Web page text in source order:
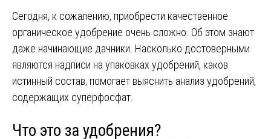
Сегодня, к сожалению, приобрести качественное
органическое удобрение очень сложно. Об этом знают
даже начинающие дачники. Насколько достоверными
являются надписи на упаковках удобрений, каков
истинный состав‚ помогает выяснить анализ удобрений,
содержащих суперфосфат.
Что это за удобрения?